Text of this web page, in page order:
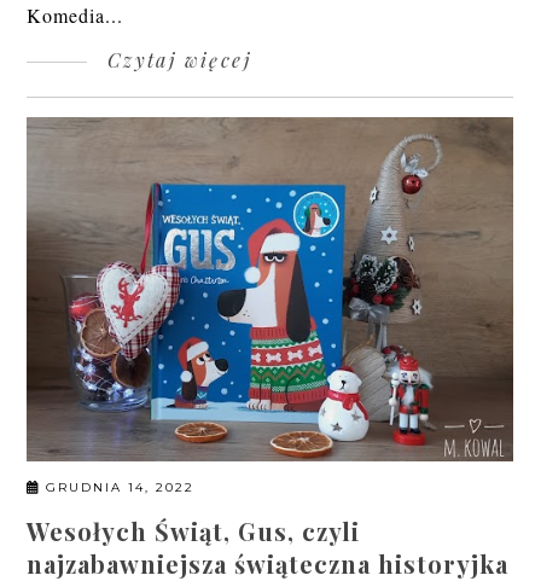
Komedia...
Czytaj więcej
GRUDNIA 14, 2022
Wesołych Świąt, Gus, czyli
najzabawniejsza świąteczna historyjka